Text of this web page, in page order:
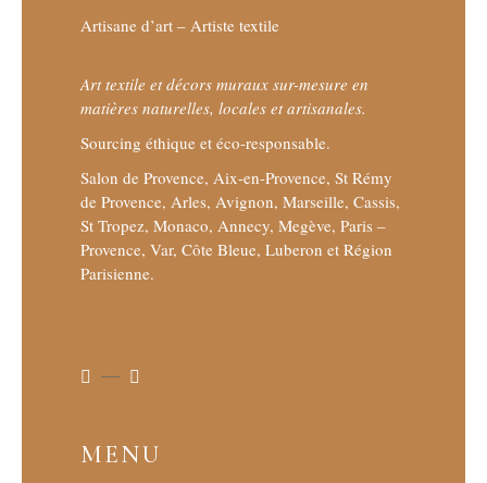
Artisane d’art – Artiste textile
Art textile et décors muraux sur-mesure en
matières naturelles, locales et artisanales.
Sourcing éthique et éco-responsable.
Salon de Provence, Aix-en-Provence, St Rémy
de Provence, Arles, Avignon, Marseille, Cassis,
St Tropez, Monaco, Annecy, Megève, Paris –
Provence, Var, Côte Bleue, Luberon et Région
Parisienne.
MENU